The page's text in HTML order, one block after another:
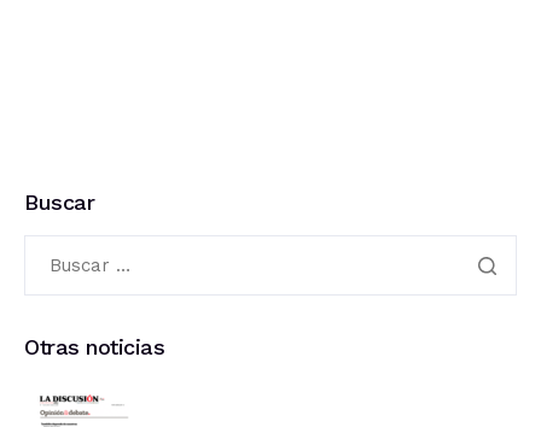
Buscar
Otras noticias